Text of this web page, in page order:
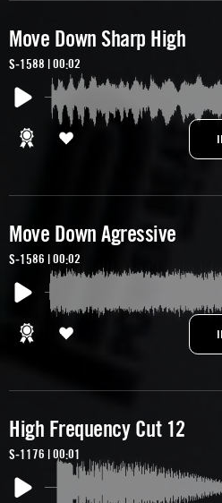
Move Down Sharp High
S-1588 | 00:02
Move Down Agressive
S-1586 | 00:02
High Frequency Cut 12
S-1176 | 00:01